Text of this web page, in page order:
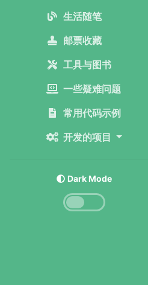
生活随笔
邮票收藏
工具与图书
一些疑难问题
常用代码示例
开发的项目
Dark Mode